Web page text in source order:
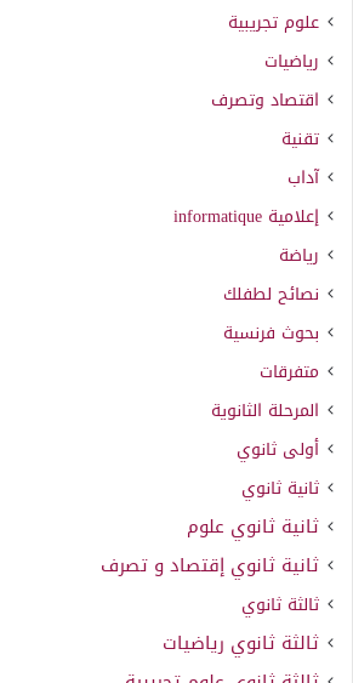
علوم تجريبية
رياضيات
اقتصاد وتصرف
تقنية
آداب
إعلامية informatique
رياضة
نصائح لطفلك
بحوث فرنسية
متفرقات
المرحلة الثانوية
أولى ثانوي
ثانية ثانوي
ثانية ثانوي علوم
ثانية ثانوي إقتصاد و تصرف
ثالثة ثانوي
ثالثة ثانوي رياضيات